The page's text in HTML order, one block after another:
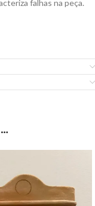
falhas na peça.